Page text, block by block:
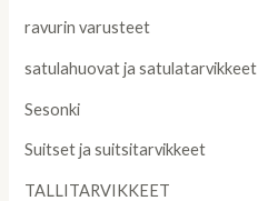
ravurin varusteet
satulahuovat ja satulatarvikkeet
Sesonki
Suitset ja suitsitarvikkeet
TALLITARVIKKEET